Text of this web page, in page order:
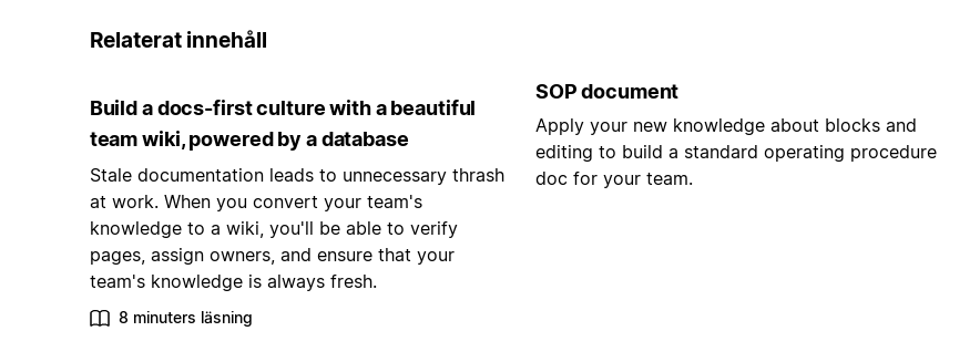
Relaterat innehåll
Build a docs-first culture with a beautiful
team wiki, powered by a database
Stale documentation leads to unnecessary thrash
at work. When you convert your team's
knowledge to a wiki, you'll be able to verify
pages, assign owners, and ensure that your
team's knowledge is always fresh.
8 minuters läsning
SOP document
Apply your new knowledge about blocks and
editing to build a standard operating procedure
doc for your team.